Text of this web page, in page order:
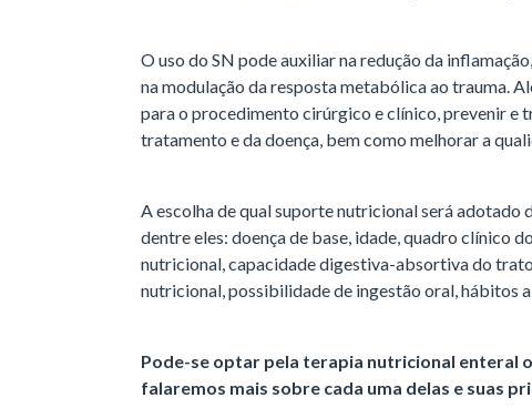
O uso do SN pode auxiliar na redução da
na modulação da resposta metabólica ao trauma.
para o procedimento cirúrgico e clínico, prevenir e
tratamento e da doença, bem como melhorar a
A escolha de qual suporte nutricional será adotado
dentre eles: doença de base, idade, quadro clínico
nutricional, capacidade digestiva-absortiva do
nutricional, possibilidade de ingestão oral, hábitos
Pode-se optar pela terapia nutricional enteral
falaremos mais sobre cada uma delas e suas